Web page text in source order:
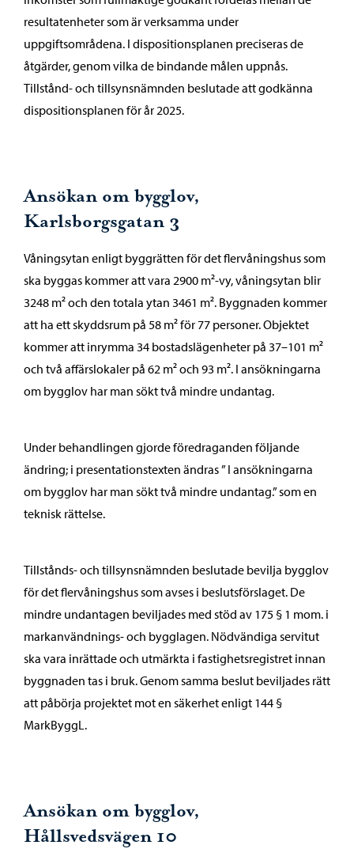
resultatenheter som är verksamma under
uppgiftsområdena. I dispositionsplanen preciseras de
åtgärder, genom vilka de bindande målen uppnås.
Tillstånd- och tillsynsnämnden beslutade att godkänna
dispositionsplanen för år 2025.
Ansökan om bygglov,
Karlsborgsgatan 3
Våningsytan enligt byggrätten för det flervåningshus som
ska byggas kommer att vara 2900 m²-vy, våningsytan blir
3248 m² och den totala ytan 3461 m². Byggnaden kommer
att ha ett skyddsrum på 58 m² för 77 personer. Objektet
kommer att inrymma 34 bostadslägenheter på 37–101 m²
och två affärslokaler på 62 m² och 93 m². I ansökningarna
om bygglov har man sökt två mindre undantag.
Under behandlingen gjorde föredraganden följande
ändring; i presentationstexten ändras ” I ansökningarna
om bygglov har man sökt två mindre undantag.” som en
teknisk rättelse.
Tillstånds- och tillsynsnämnden beslutade bevilja bygglov
för det flervåningshus som avses i beslutsförslaget. De
mindre undantagen beviljades med stöd av 175 § 1 mom. i
markanvändnings- och bygglagen. Nödvändiga servitut
ska vara inrättade och utmärkta i fastighetsregistret innan
byggnaden tas i bruk. Genom samma beslut beviljades rätt
att påbörja projektet mot en säkerhet enligt 144 §
MarkByggL.
Ansökan om bygglov,
Hållsvedsvägen 10